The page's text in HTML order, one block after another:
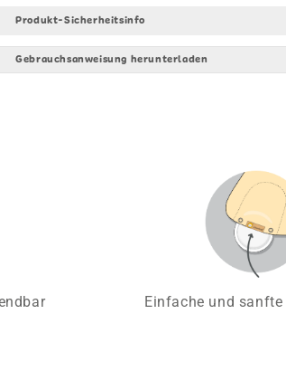
Produkt-Sicherheitsinfo
Gebrauchsanweisung herunterladen
Einfache und sanfte